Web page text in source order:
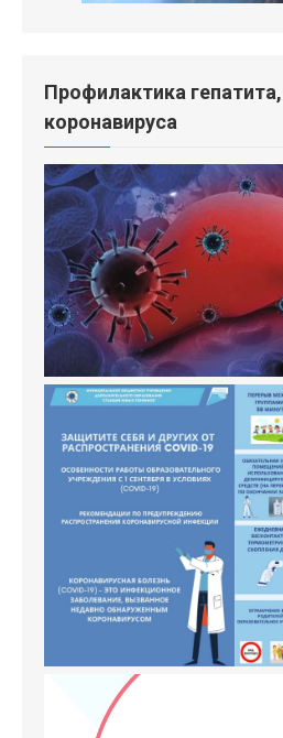
Профилактика гепатита,
коронавируса